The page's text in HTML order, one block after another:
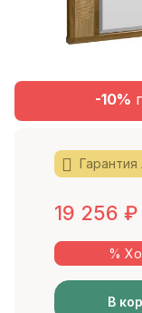
-10%
19 256 ₽
%
В